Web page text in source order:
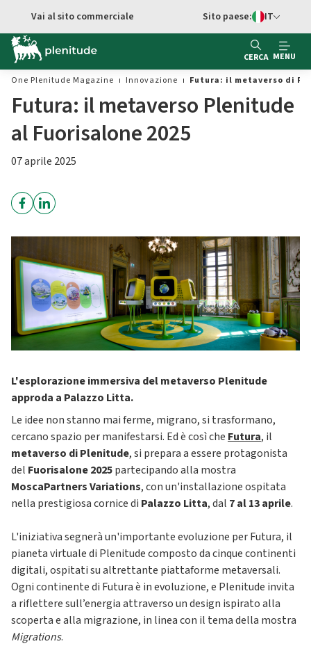
Vai al contenuto principale
Vai al sito commerciale
Switch di
Sito paese: IT
CERCA MENU
One Plenitude Magazine
Innovazione Futura: il metaverso di
Futura: il metaverso Plenitude
al Fuorisalone 2025
07 aprile 2025
L'esplorazione immersiva del metaverso Plenitude
approda a Palazzo Litta.
Le idee non stanno mai ferme, migrano, si trasformano,
cercano spazio per manifestarsi. Ed è così che Futura, il
metaverso di Plenitude, si prepara a essere protagonista
del Fuorisalone 2025partecipando alla mostra
MoscaPartners Variations, con un'installazione ospitata
nella prestigiosa cornice di Palazzo Litta, dal 7 al 13 aprile.
L'iniziativa segnerà un'importante evoluzione per Futura, il
pianeta virtuale di Plenitude composto da cinque continenti
digitali, ospitati su altrettante piattaforme metaversali.
Ogni continente di Futura è in evoluzione, e Plenitude invita
a riflettere sull’energia attraverso un design ispirato alla
scoperta e alla migrazione, in linea con il tema della mostra
Migrations.